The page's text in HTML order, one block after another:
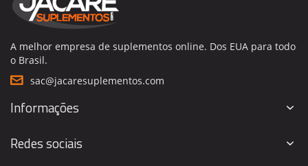
A melhor empresa de suplementos online. Dos EUA para todo
o Brasil.
sac@jacaresuplementos.com
Informações
Redes sociais